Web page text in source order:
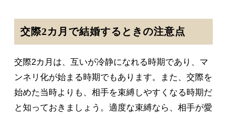
交際2カ月で結婚するときの注意点
交際2カ月は、互いが冷静になれる時期であり、マ
ンネリ化が始まる時期でもあります。また、交際を
始めた当時よりも、相手を束縛しやすくなる時期だ
と知っておきましょう。適度な束縛なら、相手が愛